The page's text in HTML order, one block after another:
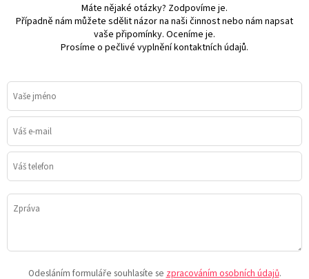
Máte nějaké otázky? Zodpovíme je.
Případně nám můžete sdělit názor na naši činnost nebo nám napsat
vaše připomínky. Oceníme je.
Prosíme o pečlivé vyplnění kontaktních údajů.